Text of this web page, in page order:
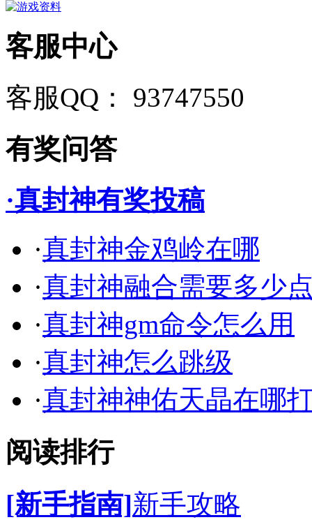
客服中心
客服QQ： 93747550
有奖问答
·真封神有奖投稿
·真封神金鸡岭在哪
·真封神融合需要多少
·真封神gm命令怎么用
·真封神怎么跳级
·真封神神佑天晶在哪
阅读排行
[新手指南]新手攻略